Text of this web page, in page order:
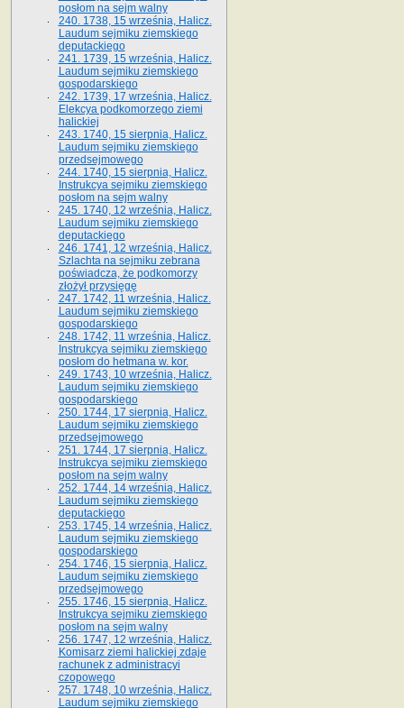
posłom na sejm walny
240. 1738, 15 września, Halicz.
Laudum sejmiku ziemskiego
deputackiego
241. 1739, 15 września, Halicz.
Laudum sejmiku ziemskiego
gospodarskiego
242. 1739, 17 września, Halicz.
Elekcya podkomorzego ziemi
halickiej
243. 1740, 15 sierpnia, Halicz.
Laudum sejmiku ziemskiego
przedsejmowego
244. 1740, 15 sierpnia, Halicz.
Instrukcya sejmiku ziemskiego
posłom na sejm walny
245. 1740, 12 września, Halicz.
Laudum sejmiku ziemskiego
deputackiego
246. 1741, 12 września, Halicz.
Szlachta na sejmiku zebrana
poświadcza, że podkomorzy
złożył przysięgę
247. 1742, 11 września, Halicz.
Laudum sejmiku ziemskiego
gospodarskiego
248. 1742, 11 września, Halicz.
Instrukcya sejmiku ziemskiego
posłom do hetmana w. kor.
249. 1743, 10 września, Halicz.
Laudum sejmiku ziemskiego
gospodarskiego
250. 1744, 17 sierpnia, Halicz.
Laudum sejmiku ziemskiego
przedsejmowego
251. 1744, 17 sierpnia, Halicz.
Instrukcya sejmiku ziemskiego
posłom na sejm walny
252. 1744, 14 września, Halicz.
Laudum sejmiku ziemskiego
deputackiego
253. 1745, 14 września, Halicz.
Laudum sejmiku ziemskiego
gospodarskiego
254. 1746, 15 sierpnia, Halicz.
Laudum sejmiku ziemskiego
przedsejmowego
255. 1746, 15 sierpnia, Halicz.
Instrukcya sejmiku ziemskiego
posłom na sejm walny
256. 1747, 12 września, Halicz.
Komisarz ziemi halickiej zdaje
rachunek z administracyi
czopowego
257. 1748, 10 września, Halicz.
Laudum sejmiku ziemskiego